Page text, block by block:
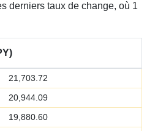
derniers taux de change, où 1
21,703.72
20,944.09
19,880.60